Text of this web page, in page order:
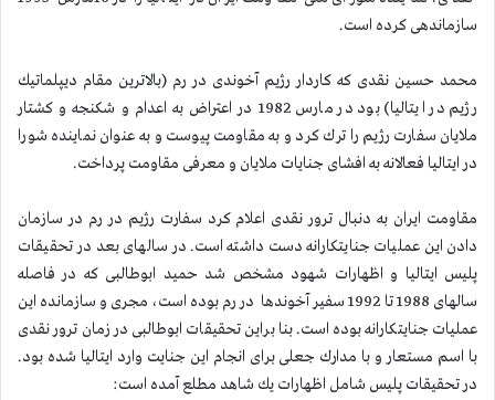
سازماندهی كرده است.
محمد حسین نقدی كه كاردار رژیم آخوندی در رم (بالاترین مقام دیپلماتیك
رژیم در ایتالیا) بود در مارس 1982 در اعتراض به اعدام و شكنجه و كشتار
ملایان سفارت رژیم را ترك كرد و به مقاومت پیوست و به عنوان نماینده شورا
در ایتالیا فعالانه به افشای جنایات ملایان و معرفی مقاومت پرداخت.
مقاومت ایران به دنبال ترور نقدی اعلام كرد سفارت رژیم در رم در سازمان
دادن این عملیات جنایتكارانه دست داشته است. در سالهای بعد در تحقیقات
پلیس ایتالیا و اظهارات شهود مشخص شد حمید ابوطالبی كه در فاصله
سالهای 1988 تا 1992 سفیر آخوندها در رم بوده است، مجری و سازمانده این
عملیات جنایتكارانه بوده است. بنا براین تحقیقات ابوطالبی در زمان ترور نقدی
با اسم مستعار و با مدارك جعلی برای انجام این جنایت وارد ایتالیا شده بود.
در تحقیقات پلیس شامل اظهارات یك شاهد مطلع آمده است: